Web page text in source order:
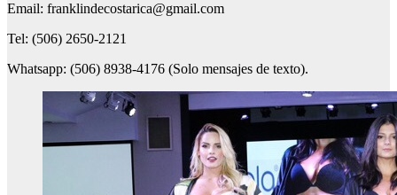
Email: franklindecostarica@gmail.com
Tel: (506) 2650-2121
Whatsapp: (506) 8938-4176 (Solo mensajes de texto).